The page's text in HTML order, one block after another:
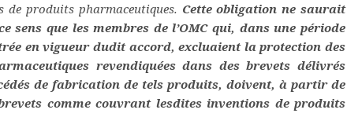
de produits pharmaceutiques. Cette obligation ne saurait
sens que les membres de l’OMC qui, dans une période
en vigueur dudit accord, excluaient la protection des
revendiquées dans des brevets délivrés
de fabrication de tels produits, doivent, à partir de
comme couvrant lesdites inventions de produits